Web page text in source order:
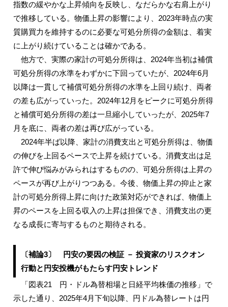
指数の緩やかな上昇傾向を反映し、なだらかな右肩上がり
で推移している。物価上昇の影響により、2023年時点の実
質購買力を維持するのに必要な可処分所得の金額は、着実
に上がり続けていることは確かである。
他方で、実際の家計の可処分所得は、2024年当初は補償
可処分所得の水準をわずかに下回っていたが、2024年6月
以降は一貫して補償可処分所得の水準を上回り続け、両者
の差も広がっていった。2024年12月をピークに可処分所得
と補償可処分所得の差は一旦縮小していったが、2025年7
月を底に、両者の差は再び広がっている。
2024年半ば以降、家計の消費支出と可処分所得は、物価
の伸びを上回るペースで上昇を続けている。消費支出は足
許で伸び悩みがみられはするものの、可処分所得は上昇の
ペースが再び上がりつつある。今後、物価上昇の抑止と家
計の可処分所得上昇に向けた政策対応ができれば、物価上
昇のペースを上回る収入の上昇は担保でき、消費支出の更
なる成長に寄与するものと期待される。
〔補論3〕 円安の要因の検証 － 投資家のリスクオン
行動と円安投機がもたらす円安トレンド
「図表21 円・ドル為替相場と日経平均株価の推移」で
示した通り、2025年4月下旬以降、円ドル為替レートは円